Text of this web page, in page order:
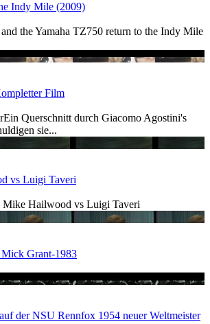
Indy Mile (2009)
the Yamaha TZ750 return to the Indy Mile
Film
Querschnitt durch Giacomo Agostini's
sie...
vs Luigi Taveri
Hailwood vs Luigi Taveri
Grant-1983
der NSU Rennfox 1954 neuer Weltmeister